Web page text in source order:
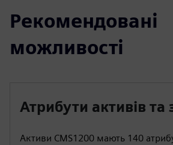
Рекомендовані
можливості
Атрибути активів та
Активи CMS1200 мають 140